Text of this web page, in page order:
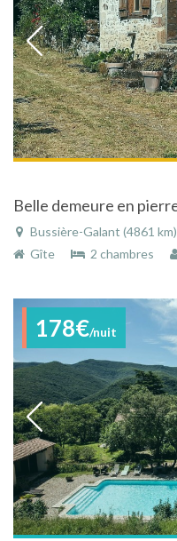
Belle demeure en
Bussière-Galant (4861 km),
Gîte
2 chambres
178€/nuit